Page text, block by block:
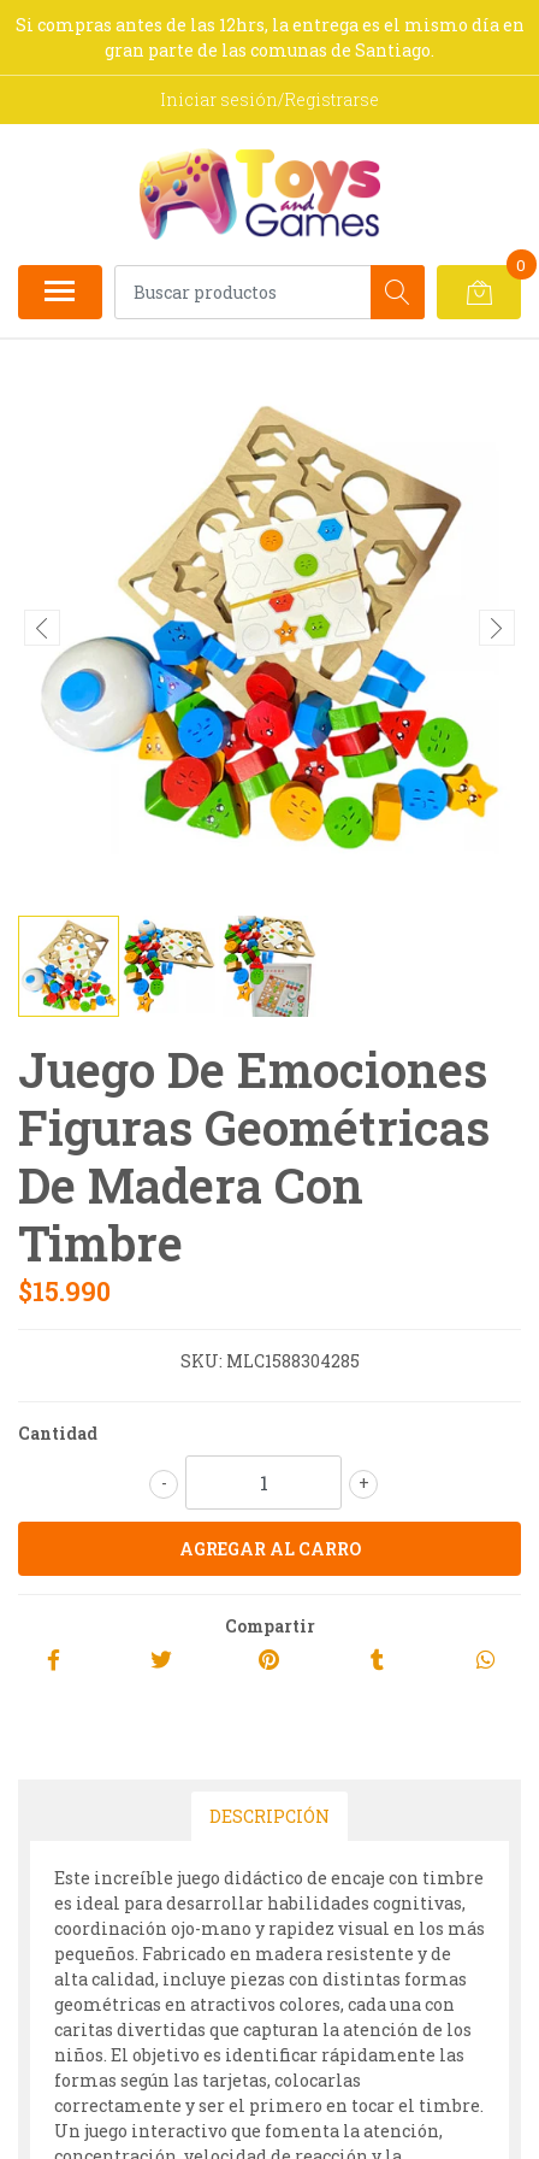
Si compras antes de las 12hrs, la entrega es el mismo día en
gran parte de las comunas de Santiago.
Iniciar sesión/Registrarse
0
Juego De Emociones
Figuras Geométricas
De Madera Con
Timbre
$15.990
SKU: MLC1588304285
Cantidad
+
-
Compartir
DESCRIPCIÓN
Este increíble juego didáctico de encaje con timbre
es ideal para desarrollar habilidades cognitivas,
coordinación ojo-mano y rapidez visual en los más
pequeños. Fabricado en madera resistente y de
alta calidad, incluye piezas con distintas formas
geométricas en atractivos colores, cada una con
caritas divertidas que capturan la atención de los
niños. El objetivo es identificar rápidamente las
formas según las tarjetas, colocarlas
correctamente y ser el primero en tocar el timbre.
Un juego interactivo que fomenta la atención,